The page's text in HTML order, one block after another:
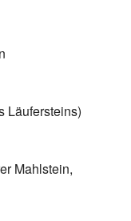
Läufersteins)
Mahlstein,